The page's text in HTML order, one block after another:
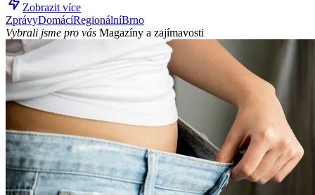
Zobrazit více
ZprávyDomácíRegionálníBrno
Vybrali jsme pro vás Magazíny a zajímavosti